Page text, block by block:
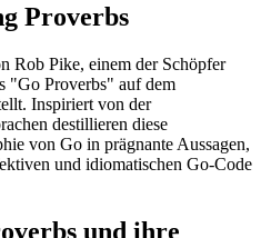
Proverbs
Rob Pike, einem der Schöpfer
"Go Proverbs" auf dem
Inspiriert von der
destillieren diese
von Go in prägnante Aussagen,
und idiomatischen Go-Code
und ihre